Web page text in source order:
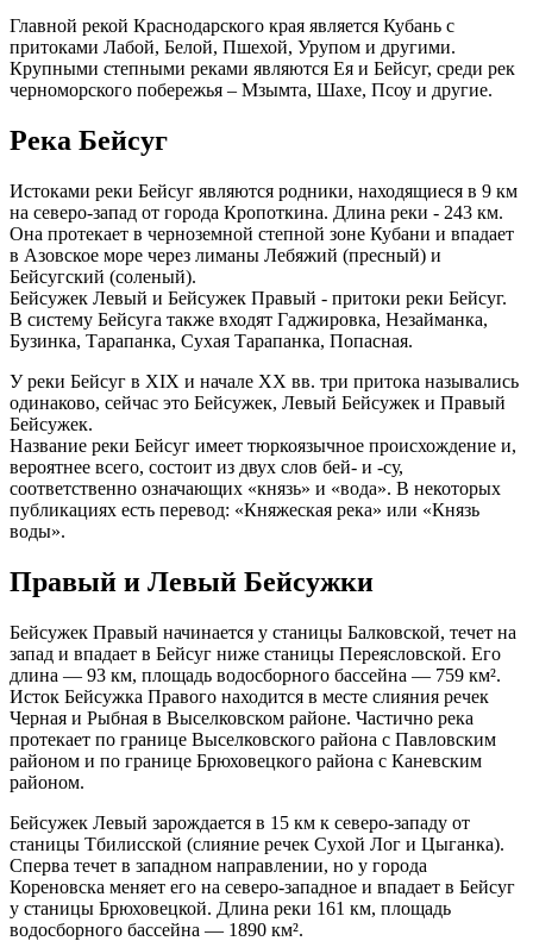
Главной рекой Краснодарского края является Кубань с
притоками Лабой, Белой, Пшехой, Урупом и другими.
Крупными степными реками являются Ея и Бейсуг, среди рек
черноморского побережья – Мзымта, Шахе, Псоу и другие.
Река Бейсуг
Истоками реки Бейсуг являются родники, находящиеся в 9 км
на северо-запад от города Кропоткина. Длина реки - 243 км.
Она протекает в черноземной степной зоне Кубани и впадает
в Азовское море через лиманы Лебяжий (пресный) и
Бейсугский (соленый).
Бейсужек Левый и Бейсужек Правый - притоки реки Бейсуг.
В систему Бейсуга также входят Гаджировка, Незайманка,
Бузинка, Тарапанка, Сухая Тарапанка, Попасная.
У реки Бейсуг в ХIХ и начале ХХ вв. три притока назывались
одинаково, сейчас это Бейсужек, Левый Бейсужек и Правый
Бейсужек.
Название реки Бейсуг имеет тюркоязычное происхождение и,
вероятнее всего, состоит из двух слов бей- и -су,
соответственно означающих «князь» и «вода». В некоторых
публикациях есть перевод: «Княжеская река» или «Князь
воды».
Правый и Левый Бейсужки
Бейсужек Правый начинается у станицы Балковской, течет на
запад и впадает в Бейсуг ниже станицы Переясловской. Его
длина — 93 км, площадь водосборного бассейна — 759 км².
Исток Бейсужка Правого находится в месте слияния речек
Черная и Рыбная в Выселковском районе. Частично река
протекает по границе Выселковского района с Павловским
районом и по границе Брюховецкого района с Каневским
районом.
Бейсужек Левый зарождается в 15 км к северо-западу от
станицы Тбилисской (слияние речек Сухой Лог и Цыганка).
Сперва течет в западном направлении, но у города
Кореновска меняет его на северо-западное и впадает в Бейсуг
у станицы Брюховецкой. Длина реки 161 км, площадь
водосборного бассейна — 1890 км².